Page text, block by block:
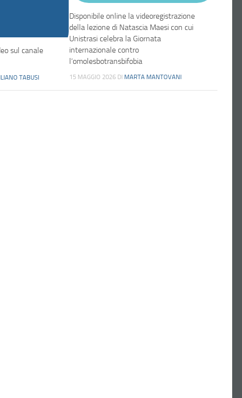
sul canale
TABUSI
Disponibile online la videoregistrazione
della lezione di Natascia Maesi con cui
Unistrasi celebra la Giornata
internazionale contro
l’omolesbotransbifobia
15 MAGGIO 2026 DI MARTA MANTOVANI